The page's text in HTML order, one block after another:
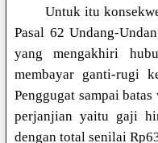
Untuk itu
Pasal 62 Undang-
yang mengakhiri
membayar ganti-rugi
Penggugat sampai
perjanjian yaitu gaji
dengan total senilai